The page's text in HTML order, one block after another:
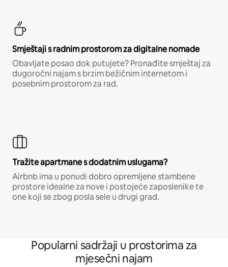
Smještaji s radnim prostorom za digitalne nomade
Obavljate posao dok putujete? Pronađite smještaj za
dugoročni najam s brzim bežičnim internetom i
posebnim prostorom za rad.
Tražite apartmane s dodatnim uslugama?
Airbnb ima u ponudi dobro opremljene stambene
prostore idealne za nove i postojeće zaposlenike te
one koji se zbog posla sele u drugi grad.
Popularni sadržaji u prostorima za
mjesečni najam